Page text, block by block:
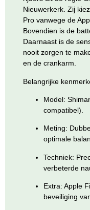
Nieuwerkerk. Zij
Pro vanwege de
Bovendien is de
Daarnaast is de
nooit zorgen te
en de crankarm.
Belangrijke
Model:
compatibel).
Meting:
optimale
Techniek:
verbeterde
Extra: Apple
beveiliging